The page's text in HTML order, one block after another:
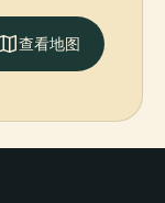
查看地图